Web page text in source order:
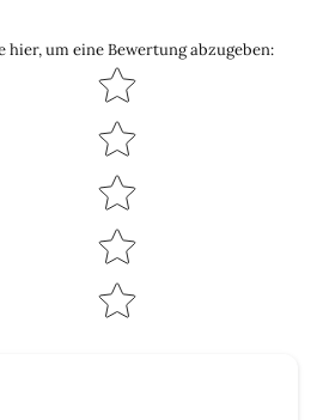
hier, um eine Bewertung abzugeben:
Star rating